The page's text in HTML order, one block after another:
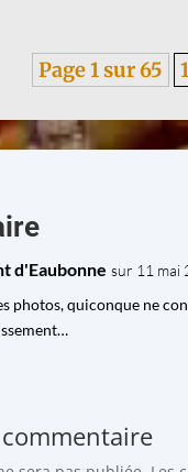
Page 1 sur 65 1
d'Eaubonne sur 11 mai
photos, quiconque ne